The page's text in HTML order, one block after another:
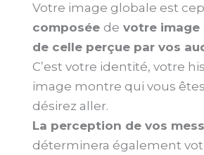
Votre image globale est
composée de votre image
de celle perçue par vos
C’est votre identité, votre
image montre qui vous
désirez aller.
La perception de vos
déterminera également